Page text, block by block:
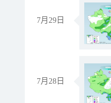
7月29日
7月28日